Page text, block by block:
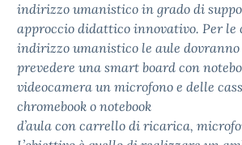
indirizzo umanistico in grado di
approccio didattico innovativo. Per le
indirizzo umanistico le aule dovranno
prevedere una smart board con
videocamera un microfono e delle
chromebook o notebook
d’aula con carrello di ricarica,